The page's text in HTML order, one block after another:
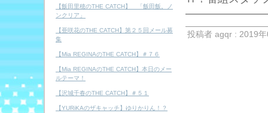
【飯田里穂のTHE CATCH】 「飯田飯。ノ
ンクリア」
【亜咲花のTHE CATCH】第２５回メール募
集
【Mia REGINAのTHE CATCH】＃７６
【Mia REGINAのTHE CATCH】本日のメー
ルテーマ！
【沢城千春のTHE CATCH】＃５１
【YURiKAのザキャッチ】ゆりかりん！？
投稿者 agqr : 2019